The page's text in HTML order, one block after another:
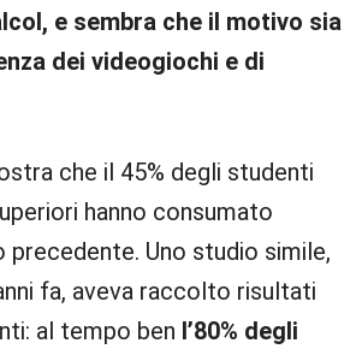
e sembra che il motivo sia
dei videogiochi e di
che il 45% degli studenti
hanno consumato
precedente. Uno studio simile,
fa, aveva raccolto risultati
al tempo ben l’80% degli